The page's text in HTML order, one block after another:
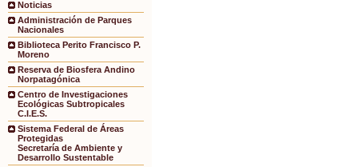
Noticias
Administración de Parques
Nacionales
Biblioteca Perito Francisco P.
Moreno
Reserva de Biosfera Andino
Norpatagónica
Centro de Investigaciones
Ecológicas Subtropicales
C.I.E.S.
Sistema Federal de Áreas
Protegidas
Secretaría de Ambiente y
Desarrollo Sustentable